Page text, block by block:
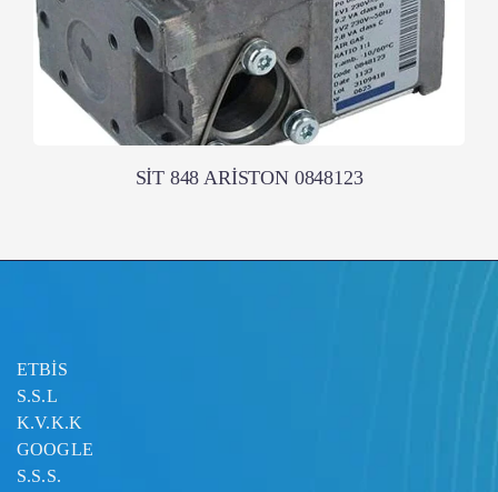
SİT 848 ARİSTON 0848123
ETBİS
S.S.L
K.V.K.K
GOOGLE
S.S.S.